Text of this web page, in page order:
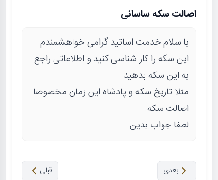
اصالت سکه ساسانی
با سلام خدمت اساتید گرامی خواهشمندم
این سکه را کار شناسی کنید و اطلاعاتی راجع
به این سکه بدهید
مثلا تاریخ سکه و پادشاه این زمان مخصوصا
اصالت سکه.
لطفا جواب بدین
قبلی بعدی